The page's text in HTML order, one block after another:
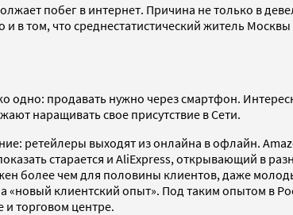
побег в интернет. Причина не только в
в том, что среднестатистический житель
одно: продавать нужно через смартфон.
наращивать свое присутствие в Сети.
ретейлеры выходят из онлайна в офлайн.
старается и AliExpress, открывающий в
более чем для половины клиентов, даже
«новый клиентский опыт». Под таким опытом в
и торговом центре.